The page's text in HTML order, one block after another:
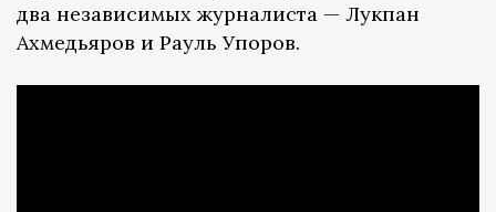
два независимых журналиста — Лукпан
Ахмедьяров и Рауль Упоров.